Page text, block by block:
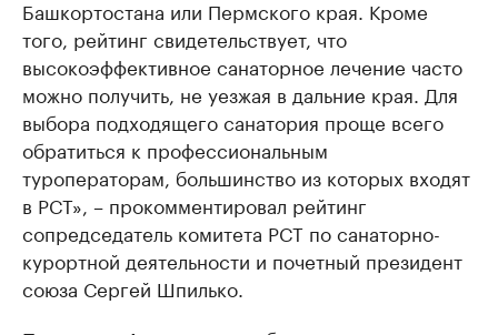
Башкортостана или Пермского края. Кроме
того, рейтинг свидетельствует, что
высокоэффективное санаторное лечение часто
можно получить, не уезжая в дальние края. Для
выбора подходящего санатория проще всего
обратиться к профессиональным
туроператорам, большинство из которых входят
в РСТ», – прокомментировал рейтинг
сопредседатель комитета РСТ по санаторно-
курортной деятельности и почетный президент
союза Сергей Шпилько.